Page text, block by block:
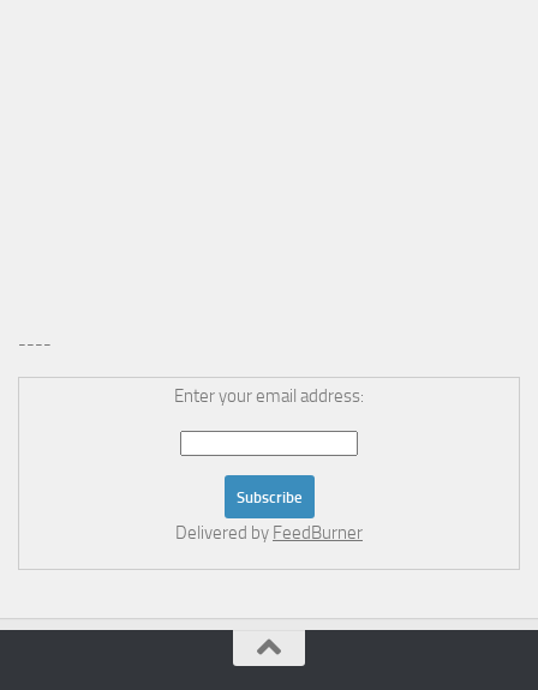
----
Enter your email address:
Delivered by FeedBurner